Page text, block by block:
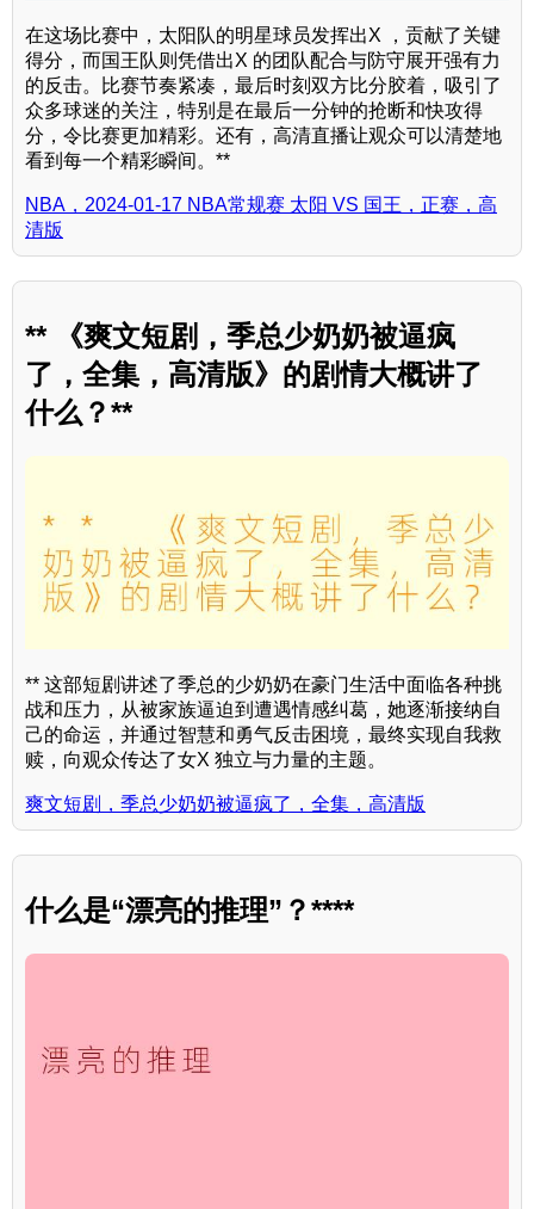
在这场比赛中，太阳队的明星球员发挥出X ，贡献了关键
得分，而国王队则凭借出X 的团队配合与防守展开强有力
的反击。比赛节奏紧凑，最后时刻双方比分胶着，吸引了
众多球迷的关注，特别是在最后一分钟的抢断和快攻得
分，令比赛更加精彩。还有，高清直播让观众可以清楚地
看到每一个精彩瞬间。**
NBA，2024-01-17 NBA常规赛 太阳 VS 国王，正赛，高
清版
** 《爽文短剧，季总少奶奶被逼疯
了，全集，高清版》的剧情大概讲了
什么？**
** 这部短剧讲述了季总的少奶奶在豪门生活中面临各种挑
战和压力，从被家族逼迫到遭遇情感纠葛，她逐渐接纳自
己的命运，并通过智慧和勇气反击困境，最终实现自我救
赎，向观众传达了女X 独立与力量的主题。
爽文短剧，季总少奶奶被逼疯了，全集，高清版
什么是“漂亮的推理”？****